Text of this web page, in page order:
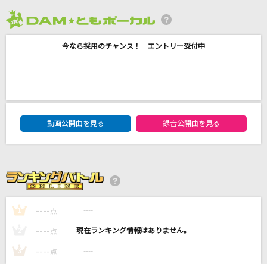
ABRACADABRA
サカナクション
[プロオケ]水彩の月
UNDEAD
今なら採用のチャンス！ エントリー受付中
DAM★ともボーカルエントリーランキング
動画公開曲を見る
録音公開曲を見る
1 ---- 点 ----
---- 点 ----
3 ---- 点 ----